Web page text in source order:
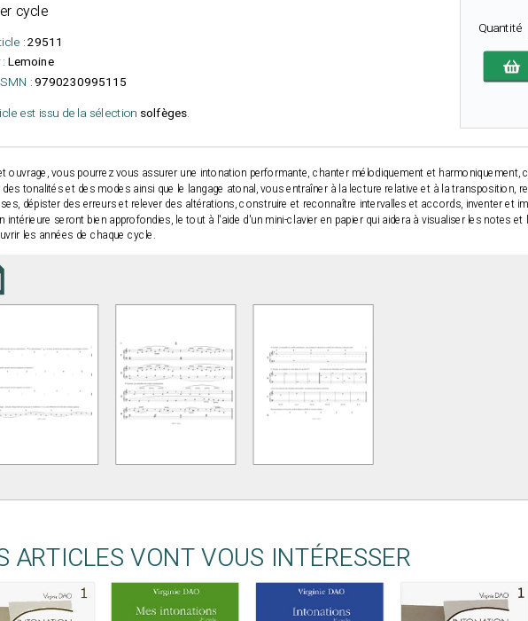
cycle
:29511
Lemoine
:9790230995115
est issu de la sélection solfèges.
Quantité
ouvrage, vous pourrez vous assurer une intonation performante, chanter mélodiquement et harmoniquement,
des tonalités et des modes ainsi que le langage atonal, vous entraîner à la lecture relative et à la transposition,
dépister des erreurs et relever des altérations, construire et reconnaître intervalles et accords, inventer et
intérieure seront bien approfondies, le tout à l'aide d'un mini-clavier en papier qui aidera à visualiser les notes et
les années de chaque cycle.
ARTICLES VONT VOUS INTÉRESSER